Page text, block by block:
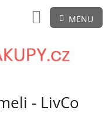
NÁKUPNÍ
KOŠÍK
- LivCo